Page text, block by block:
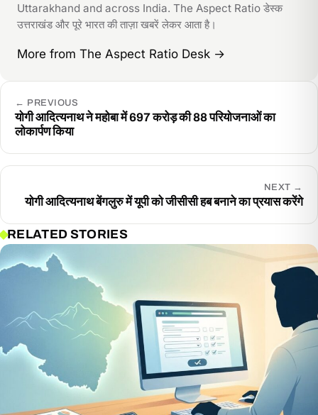
Uttarakhand and across India. The Aspect Ratio डेस्क
उत्तराखंड और पूरे भारत की ताज़ा खबरें लेकर आता है।
More from The Aspect Ratio Desk →
← PREVIOUS
योगी आदित्यनाथ ने महोबा में 697 करोड़ की 88 परियोजनाओं का
लोकार्पण किया
NEXT →
योगी आदित्यनाथ बेंगलुरु में यूपी को जीसीसी हब बनाने का प्रयास करेंगे
RELATED STORIES